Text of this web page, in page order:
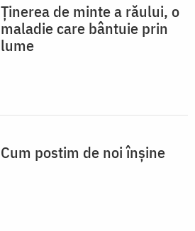
Ținerea de minte a răului, o
maladie care bântuie prin
lume
Cum postim de noi înșine